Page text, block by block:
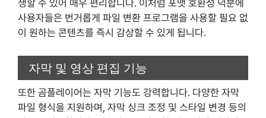
생할 수 있어 매우 편리합니다. 이처럼 포맷 호환성 덕분에
사용자들은 번거롭게 파일 변환 프로그램을 사용할 필요 없
이 원하는 콘텐츠를 즉시 감상할 수 있게 됩니다.
자막 및 영상 편집 기능
또한 곰플레이어는 자막 기능도 강력합니다. 다양한 자막
파일 형식을 지원하며, 자막 싱크 조정 및 스타일 변경 등의